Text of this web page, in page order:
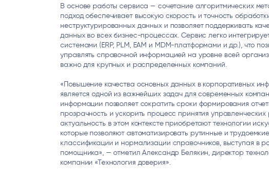
В основе работы сервиса — сочетание алгоритмических
подход обеспечивает высокую скорость и точность
неструктурированных данных и позволяет поддерживать
данных во всех бизнес-процессах. Сервис легко
системами (ERP, PLM, EAM и MDM-платформами и др.), что
управлять справочной информацией на уровне всей
важно для крупных и распределенных компаний.
«Повышение качества основных данных в корпоративных
является одной из важнейших задач для современных
информации позволяет сократить сроки формирования
прозрачность и ускорить процесс принятия
актуальность в этом контексте приобретают технологии
которые позволяют автоматизировать рутинные и
классификации и нормализации справочников, выступая в
помощника», — отметил Александр Белякин, директор
компании «Технология доверия».